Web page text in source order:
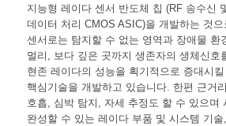
지능형 레이다 센서 반도체 칩 (RF 송수신
데이터 처리 CMOS ASIC)을 개발하는 것
센서로는 탐지할 수 없는 영역과 장애물 환
멀리, 보다 깊은 곳까지 생존자의 생체신호
현존 레이다의 성능을 획기적으로 증대시킬
핵심기술을 개발하고 있습니다. 한편 근거
호흡, 심박 탐지, 자세 추정도 할 수 있으며
완성할 수 있는 레이다 부품 및 시스템 기